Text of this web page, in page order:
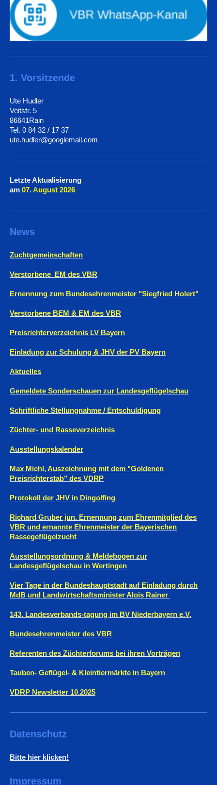
1. Vorsitzende
Ute Hudler
Veitstr. 5
86641Rain
Tel. 0 84 32 / 17 37
ute.hudler@googlemail.com
Letzte Aktualisierung
am 07. August 2026
News
Zuchtgemeinschaften
Verstorbene EM des VBR
Ernennung zum Bundesehrenmeister "Siegfried Holert"
Verstorbene BEM & EM des VBR
Preisrichterverzeichnis LV Bayern
Einladung zur Schulung & JHV der PV Bayern
Aktuelles
Gemeldete Sonderschauen zur Landesgeflügelschau
Schriftliche Stellungnahme / Entschuldigung
Züchter- und Rasseverzeichnis
Ausstellungskalender
Max Michl, Auszeichnung mit dem "Goldenen
Preisrichterstab" des VDRP
Protokoll der JHV in Dingolfing
Richard Gruber jun. Ernennung zum Ehrenmitglied des
VBR und ernannte Ehrenmeister der Bayerischen
Rassegeflügelzucht
Ausstellungsordnung & Meldebogen zur
Landesgeflügelschau in Wertingen
Vier Tage in der Bundeshauptstadt auf Einladung durch
MdB und Landwirtschaftsminister Alois Rainer
143. Landesverbands-tagung im BV Niederbayern e.V.
Bundesehrenmeister des VBR
Referenten des Züchterforums bei ihren Vorträgen
Tauben- Geflügel- & Kleintiermärkte in Bayern
VDRP Newsletter 10.2025
Datenschutz
Bitte hier klicken!
Impressum